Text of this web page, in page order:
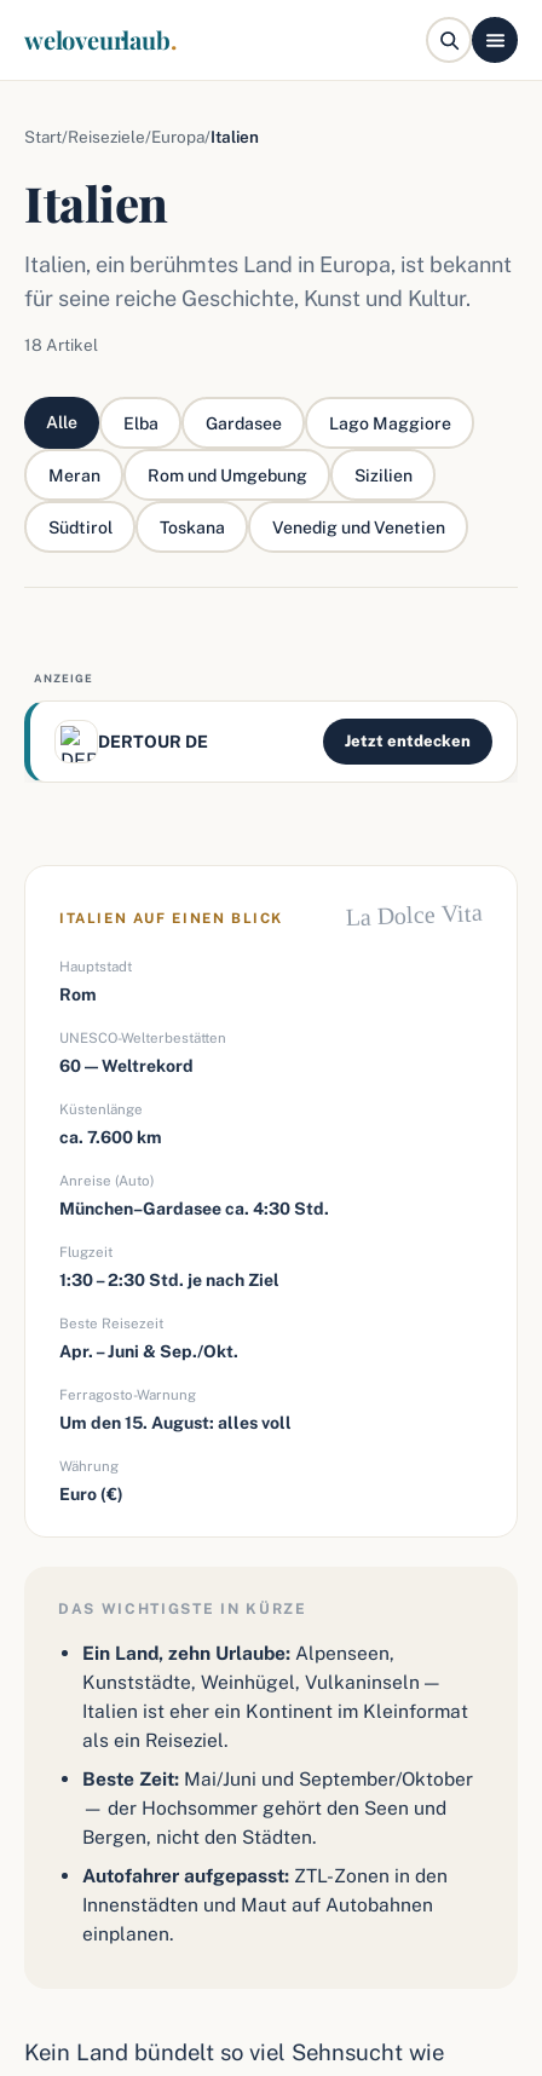
weloveurlaub.
Start/Reiseziele/Europa/Italien
Italien
Italien, ein berühmtes Land in Europa, ist bekannt
für seine reiche Geschichte, Kunst und Kultur.
18 Artikel
Alle Elba Gardasee Lago Maggiore
Meran Rom und Umgebung Sizilien
Südtirol Toskana Venedig und Venetien
ANZEIGE
DERTOUR DE Jetzt entdecken
ITALIEN AUF EINEN BLICK La Dolce Vita
Hauptstadt
Rom
UNESCO-Welterbestätten
60 — Weltrekord
Küstenlänge
ca. 7.600 km
Anreise (Auto)
München–Gardasee ca. 4:30 Std.
Flugzeit
1:30 – 2:30 Std. je nach Ziel
Beste Reisezeit
Apr. – Juni & Sep./Okt.
Ferragosto-Warnung
Um den 15. August: alles voll
Währung
Euro (€)
DAS WICHTIGSTE IN KÜRZE
Ein Land, zehn Urlaube: Alpenseen,
Kunststädte, Weinhügel, Vulkaninseln —
Italien ist eher ein Kontinent im Kleinformat
als ein Reiseziel.
Beste Zeit: Mai/Juni und September/Oktober
— der Hochsommer gehört den Seen und
Bergen, nicht den Städten.
Autofahrer aufgepasst: ZTL-Zonen in den
Innenstädten und Maut auf Autobahnen
einplanen.
Kein Land bündelt so viel Sehnsucht wie